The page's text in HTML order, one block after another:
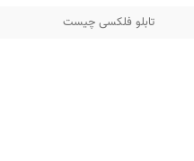
تابلو فلکسی چیست